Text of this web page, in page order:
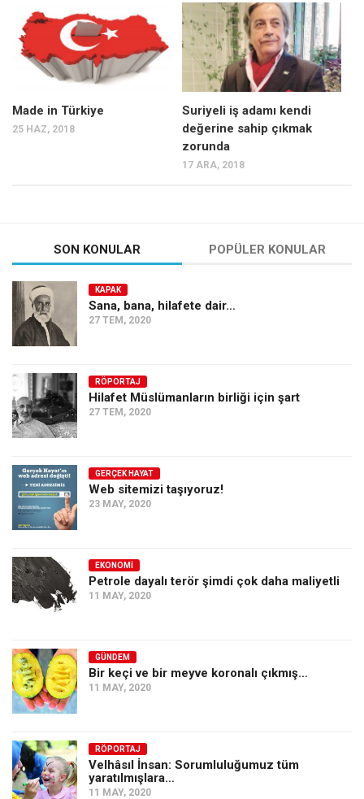
Mehmet Ali Tekin
Abir E. Nahas
Amina S. Jenenkovic
Bağdagül Öz
Esra Elönü
Kategoriler
Kitap
Karisi kitap sualleri
Ekonomi
Spor
Manzara
Sağlık
Gıda-Beslenme
Hayat
Siyaset
Dünya
Asya
Afrika
Avustralya
Tarih
Made in Türkiye
25 HAZ, 2018
Suriyeli iş adamı kendi
değerine sahip çıkmak
zorunda
17 ARA, 2018
SON KONULAR POPÜLER KONULAR
KAPAK
Sana, bana, hilafete dair…
27 TEM, 2020
RÖPORTAJ
Hilafet Müslümanların birliği için şart
27 TEM, 2020
GERÇEK HAYAT
Web sitemizi taşıyoruz!
23 MAY, 2020
EKONOMI
Petrole dayalı terör şimdi çok daha maliyetli
11 MAY, 2020
GÜNDEM
Bir keçi ve bir meyve koronalı çıkmış…
11 MAY, 2020
RÖPORTAJ
Velhâsıl İnsan: Sorumluluğumuz tüm
yaratılmışlara…
11 MAY, 2020